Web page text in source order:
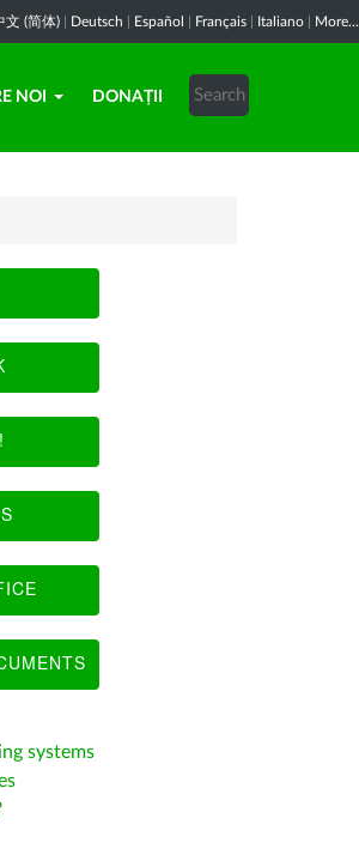
文 (简体) Deutsch Español Français Italiano More...
NOI DONAȚII
systems